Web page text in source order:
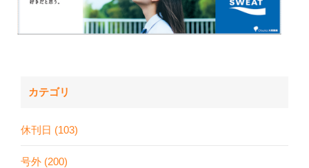
カテゴリ
休刊日 (103)
号外 (200)